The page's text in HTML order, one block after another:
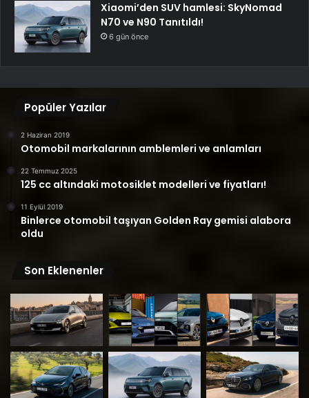
Xiaomi’den SUV hamlesi: SkyNomad
N70 ve N90 Tanıtıldı!
6 gün önce
Popüler Yazılar
2 Haziran 2019
Otomobil markalarının amblemleri ve anlamları
22 Temmuz 2025
125 cc altındaki motosiklet modelleri ve fiyatları!
11 Eylül 2019
Binlerce otomobil taşıyan Golden Ray gemisi alabora
oldu
Son Eklenenler